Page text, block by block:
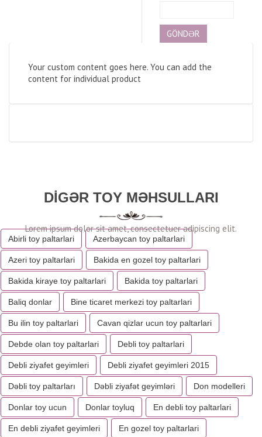
Your custom content goes here. You can add the
content for individual product
DIGƏR TOY MƏHSULLARI
Abirli toy paltarlari Azerbaycan toy paltarlari
Azeri toy paltarlari Bakida en gozel toy paltarlari
Bakida kiraye toy paltarlari Bakida toy paltarlari
Baliq donlar Bine ticaret merkezi toy paltarlari
Bu ilin toy paltarlari Cavan qizlar ucun toy paltarlari
Debde olan toy paltarlari Debli toy paltarlari
Debli ziyafet geyimleri Debli ziyafet geyimleri 2015
Dəbli toy paltarları Dəbli ziyafət geyimləri Don modelleri
Donlar toy ucun Donlar toyluq En debli toy paltarlari
En debli ziyafet geyimleri En gozel toy paltarlari